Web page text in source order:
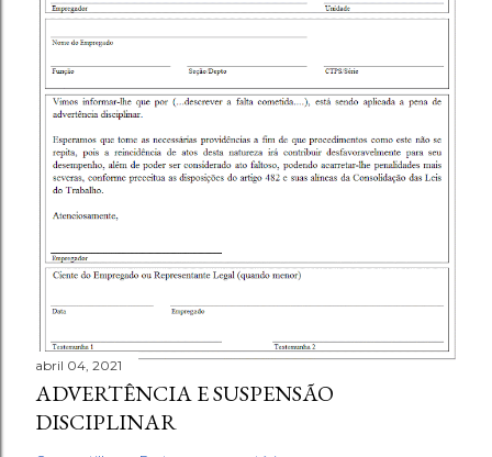
abril 04, 2021
ADVERTÊNCIA E SUSPENSÃO
DISCIPLINAR